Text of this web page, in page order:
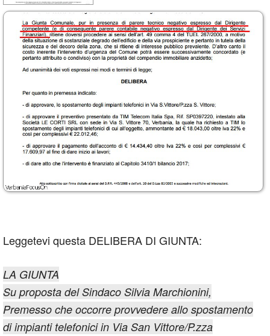
Leggetevi questa DELIBERA DI GIUNTA:
LA GIUNTA
Su proposta del Sindaco Silvia Marchionini,
Premesso che occorre provvedere allo spostamento
di impianti telefonici in Via San Vittore/P.zza